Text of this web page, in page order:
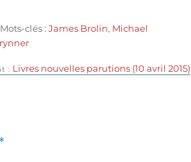
Étiquettes
Mots-clés :James Brolin, Michael
Publication
Livres nouvelles parutions (10 avril 2015)
*